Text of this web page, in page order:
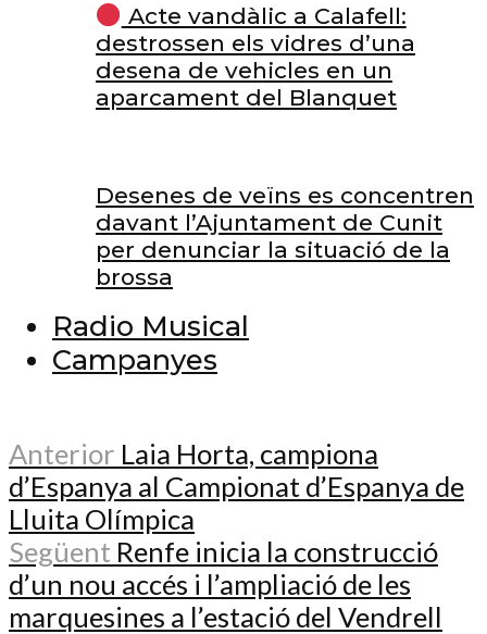
Acte vandàlic a Calafell:
destrossen els vidres d’una
desena de vehicles en un
aparcament del Blanquet
Desenes de veïns es concentren
davant l’Ajuntament de Cunit
per denunciar la situació de la
brossa
Radio Musical
Campanyes
Anterior Laia Horta, campiona
d’Espanya al Campionat d’Espanya de
Lluita Olímpica
Següent Renfe inicia la construcció
d’un nou accés i l’ampliació de les
marquesines a l’estació del Vendrell